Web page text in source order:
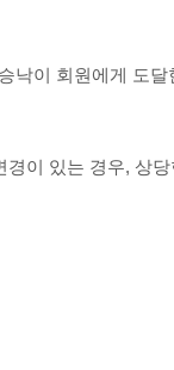
낙이 회원에게 도
이 있는 경우, 상